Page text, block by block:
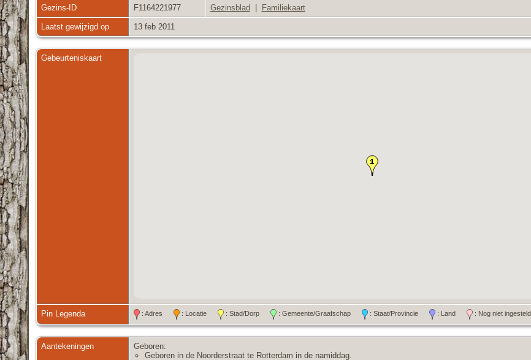
Gezins-ID F1164221977 Gezinsblad Familiekaart
Laatst gewijzigd op 13 feb 2011
Gebeurteniskaart
Pin Legenda : Adres : Locatie : Stad/Dorp : Gemeente/Graafschap : Staat/Provincie : Land : Nog niet ingesteld
Aantekeningen
Geboren:
Geboren in de Noorderstraat te Rotterdam in de namiddag.